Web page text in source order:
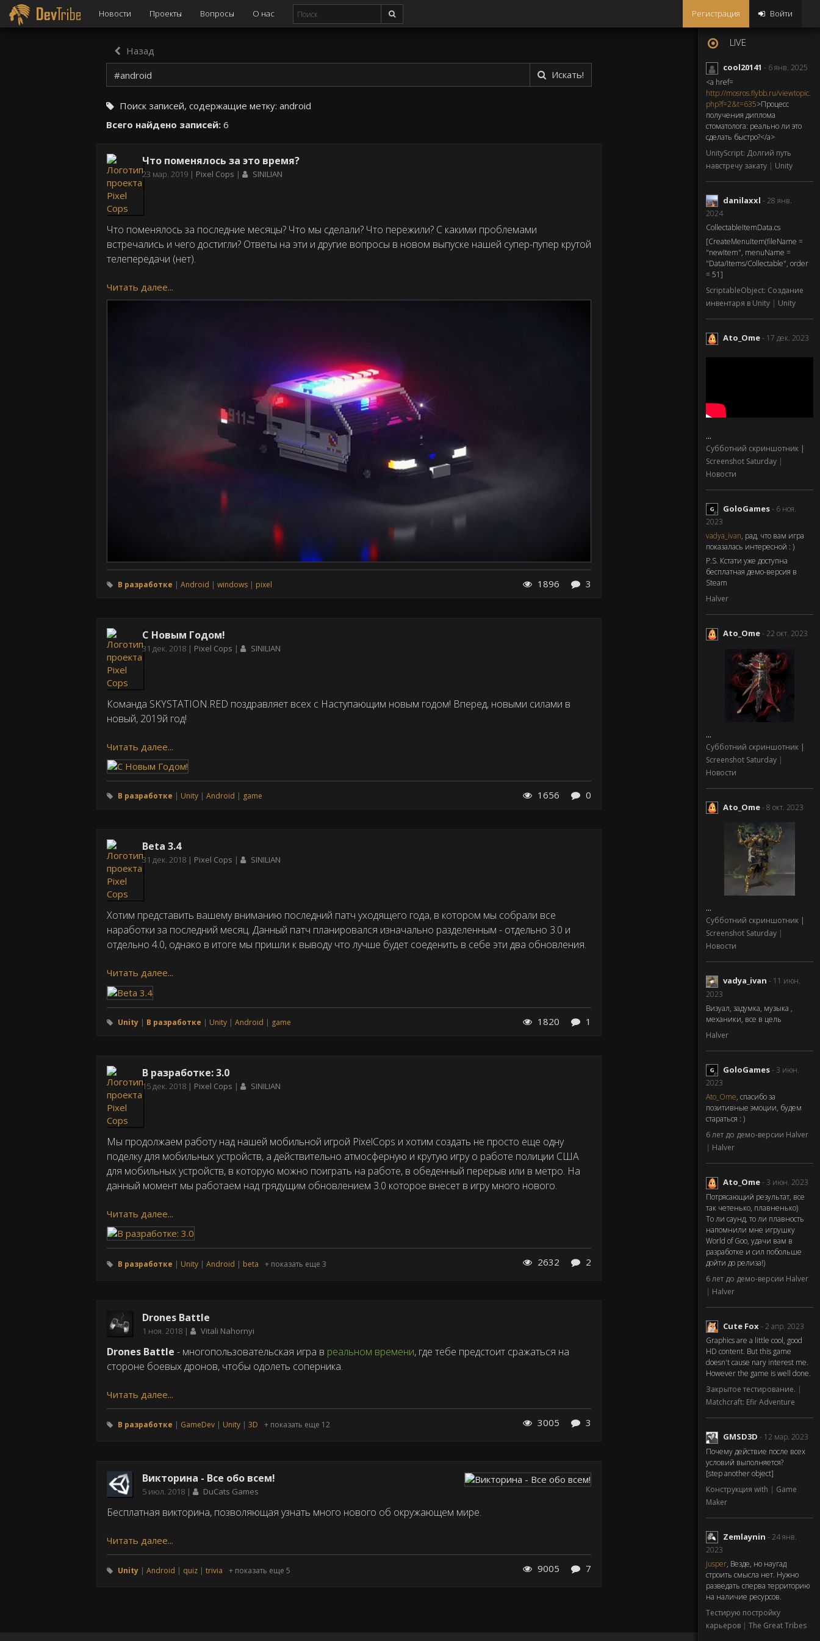
Регистрация Войти
Новости Проекты Вопросы О нас
LIVE
cool20141 - 6 янв. 2025
<a href=
http://mosros.flybb.ru/viewtopic.
php?f=2&t=635>Процесс
получения диплома
стоматолога: реально ли это
сделать быстро?</a>
UnityScript: Долгий путь
навстречу закату | Unity
danilaxxl - 28 янв.
2024
CollectableItemData.cs
[CreateMenuItem(fileName =
"newItem", menuName =
"Data/Items/Collectable", order
= 51]
ScriptableObject: Создание
инвентаря в Unity | Unity
Ato_Ome- 17 дек. 2023
...
Субботний скриншотник |
Screenshot Saturday |
Новости
GoloGames- 6 ноя.
2023
vadya_ivan, рад, что вам игра
показалась интересной : )
P.S. Кстати уже доступна
бесплатная демо-версия в
Steam
Halver
Ato_Ome- 22 окт. 2023
...
Субботний скриншотник |
Screenshot Saturday |
Новости
Ato_Ome- 8 окт. 2023
...
Субботний скриншотник |
Screenshot Saturday |
Новости
vadya_ivan - 11 июн.
2023
Визуал, задумка, музыка ,
механики, все в цель
Halver
GoloGames- 3 июн.
2023
Ato_Ome, спасибо за
позитивные эмоции, будем
стараться : )
6 лет до демо-версии Halver
| Halver
Ato_Ome- 3 июн. 2023
Потрясающий результат, все
так четенько, плавненько)
То ли саунд, то ли плавность
напомнили мне игрушку
World of Goo, удачи вам в
разработке и сил побольше
дойти до релиза!)
6 лет до демо-версии Halver
| Halver
Cute Fox- 2 апр. 2023
Graphics are a little cool, good
HD content. But this game
doesn't cause nary interest me.
However the game is well done.
Закрытое тестирование. |
Matchcraft: Efir Adventure
GMSD3D - 12 мар. 2023
Почему действие после всех
условий выполняется?
[step another object]
Конструкция with | Game
Maker
Zemlaynin - 24 янв.
2023
Jusper, Везде, но наугад
строить смысла нет. Нужно
разведать сперва территорию
на наличие ресурсов.
Тестирую постройку
карьеров | The Great Tribes
Назад
Искать!
Поиск записей, содержащие метку: android
Всего найдено записей: 6
Что поменялось за это время?
Дата
23 мар. 2019 Pixel Cops SINILIAN
Что поменялось за последние месяцы? Что мы сделали? Что пережили? С какими проблемами
встречались и чего достигли? Ответы на эти и другие вопросы в новом выпуске нашей супер-пупер крутой
телепередачи (нет).
Читать далее...
В разработке Android windows pixel 1896 3
С Новым Годом!
Дата
31 дек. 2018 Pixel Cops SINILIAN
Команда SKYSTATION.RED поздравляет всех с Наступающим новым годом! Вперед, новыми силами в
новый, 2019й год!
Читать далее...
В разработке Unity Android game 1656 0
Beta 3.4
Дата
31 дек. 2018 Pixel Cops SINILIAN
Хотим представить вашему вниманию последний патч уходящего года, в котором мы собрали все
наработки за последний месяц. Данный патч планировался изначально разделенным - отдельно 3.0 и
отдельно 4.0, однако в итоге мы пришли к выводу что лучше будет соеденить в себе эти два обновления.
Читать далее...
Unity В разработке Unity Android game 1820 1
В разработке: 3.0
Дата
15 дек. 2018 Pixel Cops SINILIAN
Мы продолжаем работу над нашей мобильной игрой PixelCops и хотим создать не просто еще одну
поделку для мобильных устройств, а действительно атмосферную и крутую игру о работе полиции США
для мобильных устройств, в которую можно поиграть на работе, в обеденный перерыв или в метро. На
данный момент мы работаем над грядущим обновлением 3.0 которое внесет в игру много нового.
Читать далее...
В разработке Unity Android beta + показать еще 3 2632 2
Drones Battle
Дата
1 ноя. 2018 Vitali Nahornyi
Drones Battle - многопользовательская игра в реальном времени, где тебе предстоит сражаться на
стороне боевых дронов, чтобы одолеть соперника.
Читать далее...
В разработке GameDev Unity 3D + показать еще 12 3005 3
Викторина - Все обо всем!
Дата
5 июл. 2018 DuCats Games
Бесплатная викторина, позволяющая узнать много нового об окружающем мире.
Читать далее...
Unity Android quiz trivia + показать еще 5 9005 7